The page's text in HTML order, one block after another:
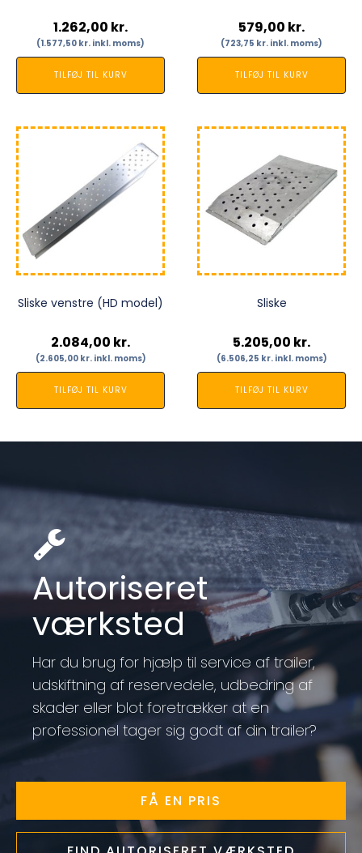
1.262,00 kr.
(1.577,50 kr. inkl. moms)
TILFØJ TIL KURV
579,00 kr.
(723,75 kr. inkl. moms)
TILFØJ TIL KURV
Sliske venstre (HD model)
2.084,00 kr.
(2.605,00 kr.inkl. moms)
TILFØJ TIL KURV
Sliske
5.205,00 kr.
(6.506,25 kr.inkl. moms)
TILFØJ TIL KURV
Autoriseret
værksted
Har du brug for hjælp til service af trailer,
udskiftning af reservedele, udbedring af
skader eller blot foretrækker at en
professionel tager sig godt af din trailer?
FÅ EN PRIS